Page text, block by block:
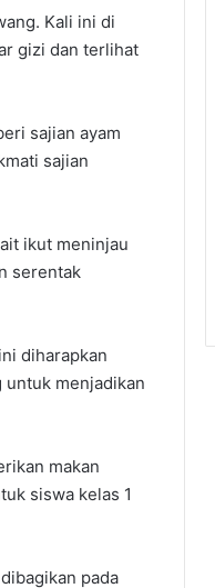
Kali ini di
gizi dan terlihat
sajian ayam
sajian
ikut meninjau
serentak
diharapkan
untuk menjadikan
makan
siswa kelas 1
pada